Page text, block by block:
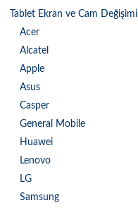
Tablet Ekran ve Cam Değişimi
Acer
Alcatel
Apple
Asus
Casper
General Mobile
Huawei
Lenovo
LG
Samsung